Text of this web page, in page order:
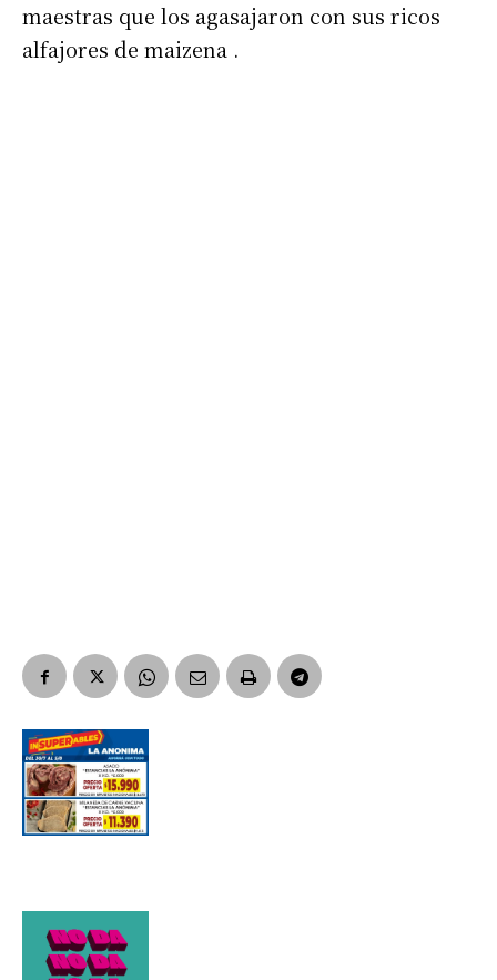
Dirección de correo electrónico
maestras que los agasajaron con sus ricos
alfajores de maizena .